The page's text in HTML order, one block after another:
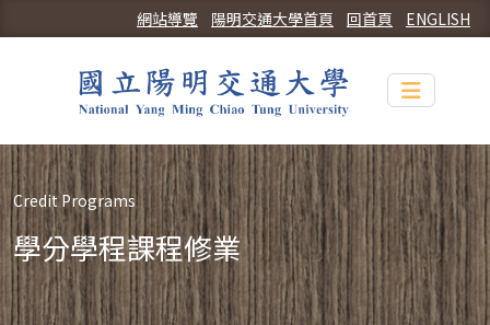
ENGLISH
回首頁
陽明交通大學首頁
網站導覽
Toggle
Credit Programs
學分學程課程修業